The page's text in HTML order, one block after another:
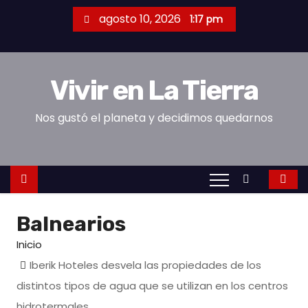
c
agosto 10, 2026 1:17 pm
Vivir en La Tierra
Nos gustó el planeta y decidimos quedarnos
Balnearios
Inicio
Iberik Hoteles desvela las propiedades de los
distintos tipos de agua que se utilizan en los centros